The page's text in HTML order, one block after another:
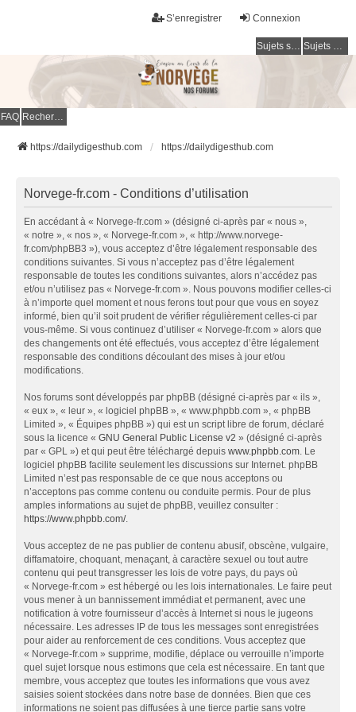
Connexion
S’enregistrer
Sujets sans réponse Sujets actifs
FAQ Rechercher
https://dailydigesthub.com https://dailydigesthub.com
Norvege-fr.com - Conditions d’utilisation
En accédant à « Norvege-fr.com » (désigné ci-après par « nous »,
« notre », « nos », « Norvege-fr.com », « http://www.norvege-
fr.com/phpBB3 »), vous acceptez d’être légalement responsable des
conditions suivantes. Si vous n’acceptez pas d’être légalement
responsable de toutes les conditions suivantes, alors n’accédez pas
et/ou n’utilisez pas « Norvege-fr.com ». Nous pouvons modifier celles-ci
à n’importe quel moment et nous ferons tout pour que vous en soyez
informé, bien qu’il soit prudent de vérifier régulièrement celles-ci par
vous-même. Si vous continuez d’utiliser « Norvege-fr.com » alors que
des changements ont été effectués, vous acceptez d’être légalement
responsable des conditions découlant des mises à jour et/ou
modifications.
Nos forums sont développés par phpBB (désigné ci-après par « ils »,
« eux », « leur », « logiciel phpBB », « www.phpbb.com », « phpBB
Limited », « Équipes phpBB ») qui est un script libre de forum, déclaré
sous la licence « GNU General Public License v2 » (désigné ci-après
par « GPL ») et qui peut être téléchargé depuis www.phpbb.com. Le
logiciel phpBB facilite seulement les discussions sur Internet. phpBB
Limited n’est pas responsable de ce que nous acceptons ou
n’acceptons pas comme contenu ou conduite permis. Pour de plus
amples informations au sujet de phpBB, veuillez consulter :
https://www.phpbb.com/.
Vous acceptez de ne pas publier de contenu abusif, obscène, vulgaire,
diffamatoire, choquant, menaçant, à caractère sexuel ou tout autre
contenu qui peut transgresser les lois de votre pays, du pays où
« Norvege-fr.com » est hébergé ou les lois internationales. Le faire peut
vous mener à un bannissement immédiat et permanent, avec une
notification à votre fournisseur d’accès à Internet si nous le jugeons
nécessaire. Les adresses IP de tous les messages sont enregistrées
pour aider au renforcement de ces conditions. Vous acceptez que
« Norvege-fr.com » supprime, modifie, déplace ou verrouille n’importe
quel sujet lorsque nous estimons que cela est nécessaire. En tant que
membre, vous acceptez que toutes les informations que vous avez
saisies soient stockées dans notre base de données. Bien que ces
informations ne soient pas diffusées à une tierce partie sans votre